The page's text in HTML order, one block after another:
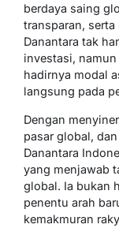
berdaya saing
transparan,
Danantara tak
investasi,
hadirnya modal
langsung pada
Dengan
pasar global,
Danantara
yang menjawab
global. Ia bukan
penentu arah
kemakmuran